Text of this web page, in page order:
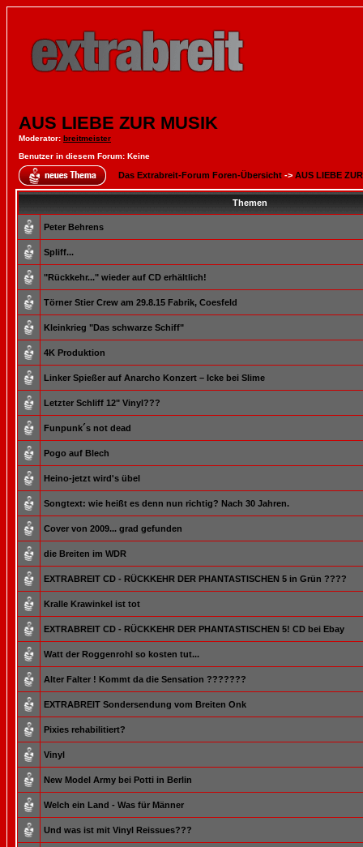
AUS LIEBE ZUR MUSIK
Moderator: breitmeister
Benutzer in diesem Forum: Keine
Das Extrabreit-Forum Foren-Übersicht -> AUS LIEBE
Themen
Peter Behrens
Spliff...
"Rückkehr..." wieder auf CD erhältlich!
Törner Stier Crew am 29.8.15 Fabrik, Coesfeld
Kleinkrieg "Das schwarze Schiff"
4K Produktion
Linker Spießer auf Anarcho Konzert – Icke bei Slime
Letzter Schliff 12" Vinyl???
Funpunk´s not dead
Pogo auf Blech
Heino-jetzt wird's übel
Songtext: wie heißt es denn nun richtig? Nach 30 Jahren.
Cover von 2009... grad gefunden
die Breiten im WDR
EXTRABREIT CD - RÜCKKEHR DER PHANTASTISCHEN 5 in Grün ????
Kralle Krawinkel ist tot
EXTRABREIT CD - RÜCKKEHR DER PHANTASTISCHEN 5! CD bei Ebay
Watt der Roggenrohl so kosten tut...
Alter Falter ! Kommt da die Sensation ???????
EXTRABREIT Sondersendung vom Breiten Onk
Pixies rehabilitiert?
Vinyl
New Model Army bei Potti in Berlin
Welch ein Land - Was für Männer
Und was ist mit Vinyl Reissues???